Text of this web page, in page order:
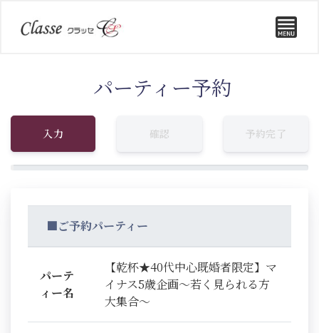
パーティー予約
入力 確認 予約完了
■ご予約パーティー
パーテ
ィー名
【乾杯★40代中心既婚者限定】マ
イナス5歳企画～若く見られる方
大集合～